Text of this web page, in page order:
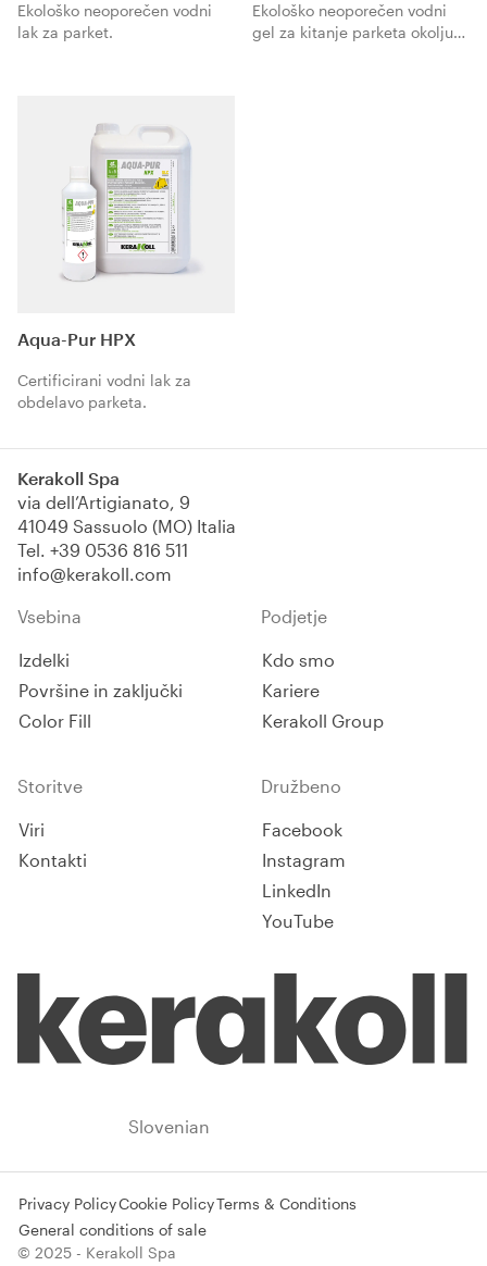
Ekološko neoporečen vodni
lak za parket.
Ekološko neoporečen vodni
gel za kitanje parketa okolju
Aqua-Pur HPX
Certificirani vodni lak za
obdelavo parketa.
Kerakoll Spa
via dell’Artigianato, 9
41049 Sassuolo (MO) Italia
Tel. +39 0536 816 511
info@kerakoll.com
Vsebina
Izdelki
Površine in zaključki
Color Fill
Podjetje
Kdo smo
Kariere
Kerakoll Group
Storitve
Viri
Kontakti
Družbeno
Facebook
Instagram
LinkedIn
YouTube
Slovenian
Privacy PolicyCookie PolicyTerms & Conditions
General conditions of sale
© 2025 - Kerakoll Spa